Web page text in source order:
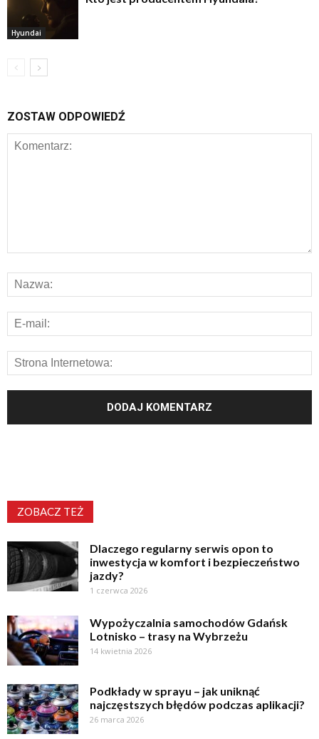
Hyundai
ZOSTAW ODPOWIEDŹ
ZOBACZ TEŻ
Dlaczego regularny serwis opon to
inwestycja w komfort i bezpieczeństwo
jazdy?
1 czerwca 2026
Wypożyczalnia samochodów Gdańsk
Lotnisko – trasy na Wybrzeżu
14 kwietnia 2026
Podkłady w sprayu – jak uniknąć
najczęstszych błędów podczas aplikacji?
26 marca 2026